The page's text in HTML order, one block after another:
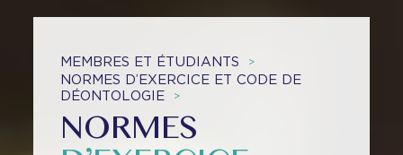
MEMBRES ET ÉTUDIANTS >
NORMES D’EXERCICE ET CODE DE
DÉONTOLOGIE
>
NORMES